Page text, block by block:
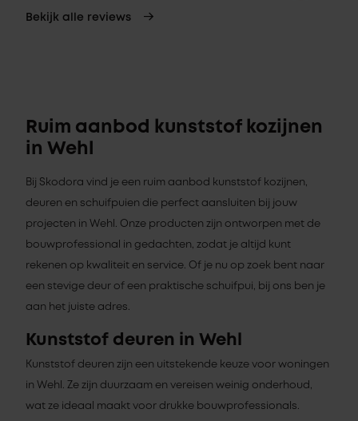
Bekijk alle reviews
Ruim aanbod kunststof kozijnen
in Wehl
Bij Skodora vind je een ruim aanbod kunststof kozijnen,
deuren en schuifpuien die perfect aansluiten bij jouw
projecten in Wehl. Onze producten zijn ontworpen met de
bouwprofessional in gedachten, zodat je altijd kunt
rekenen op kwaliteit en service. Of je nu op zoek bent naar
een stevige deur of een praktische schuifpui, bij ons ben je
aan het juiste adres.
Kunststof deuren in Wehl
Kunststof deuren zijn een uitstekende keuze voor woningen
in Wehl. Ze zijn duurzaam en vereisen weinig onderhoud,
wat ze ideaal maakt voor drukke bouwprofessionals.